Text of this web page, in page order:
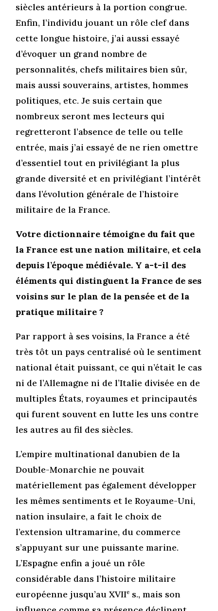
siècles antérieurs à la portion congrue.
Enfin, l’individu jouant un rôle clef dans
cette longue histoire, j’ai aussi essayé
d’évoquer un grand nombre de
personnalités, chefs militaires bien sûr,
mais aussi souverains, artistes, hommes
politiques, etc. Je suis certain que
nombreux seront mes lecteurs qui
regretteront l’absence de telle ou telle
entrée, mais j’ai essayé de ne rien omettre
d’essentiel tout en privilégiant la plus
grande diversité et en privilégiant l’intérêt
dans l’évolution générale de l’histoire
militaire de la France.
Votre dictionnaire témoigne du fait que
la France est une nation militaire, et cela
depuis l’époque médiévale. Y a-t-il des
éléments qui distinguent la France de ses
voisins sur le plan de la pensée et de la
pratique militaire ?
Par rapport à ses voisins, la France a été
très tôt un pays centralisé où le sentiment
national était puissant, ce qui n’était le cas
ni de l’Allemagne ni de l’Italie divisée en de
multiples États, royaumes et principautés
qui furent souvent en lutte les uns contre
les autres au fil des siècles.
L’empire multinational danubien de la
Double-Monarchie ne pouvait
matériellement pas également développer
les mêmes sentiments et le Royaume-Uni,
nation insulaire, a fait le choix de
l’extension ultramarine, du commerce
s’appuyant sur une puissante marine.
L’Espagne enfin a joué un rôle
considérable dans l’histoire militaire
européenne jusqu’au XVIIe s., mais son